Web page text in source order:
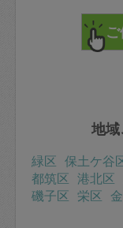
地
緑区 保土ケ谷
都筑区 港北区
磯子区 栄区